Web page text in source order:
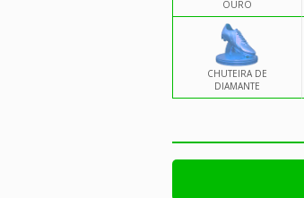
OURO
CHUTEIRA DE
DIAMANTE